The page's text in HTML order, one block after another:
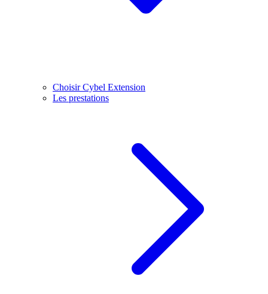
Choisir Cybel Extension
Les prestations